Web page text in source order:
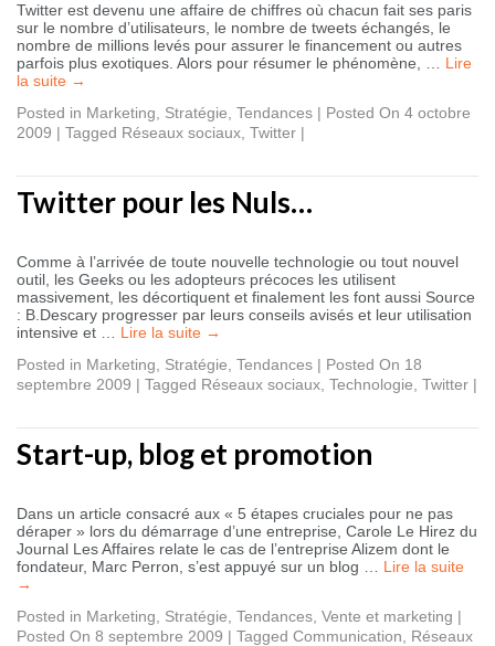
Twitter est devenu une affaire de chiffres où chacun fait ses paris
sur le nombre d’utilisateurs, le nombre de tweets échangés, le
nombre de millions levés pour assurer le financement ou autres
parfois plus exotiques. Alors pour résumer le phénomène, … Lire
la suite →
Posted in Marketing Stratégie Tendances | Posted On 4 octobre
2009 | Tagged Réseaux sociaux Twitter |
Twitter pour les Nuls…
Comme à l’arrivée de toute nouvelle technologie ou tout nouvel
outil, les Geeks ou les adopteurs précoces les utilisent
massivement, les décortiquent et finalement les font aussi Source
: B.Descary progresser par leurs conseils avisés et leur utilisation
intensive et … Lire la suite →
Posted in Marketing Stratégie Tendances | Posted On 18
septembre 2009 | Tagged Réseaux sociaux Technologie Twitter |
Start-up, blog et promotion
Dans un article consacré aux « 5 étapes cruciales pour ne pas
déraper » lors du démarrage d’une entreprise, Carole Le Hirez du
Journal Les Affaires relate le cas de l’entreprise Alizem dont le
fondateur, Marc Perron, s’est appuyé sur un blog … Lire la suite
→
Posted in Marketing Stratégie Tendances Vente et marketing |
Posted On 8 septembre 2009 | Tagged Communication
Réseaux